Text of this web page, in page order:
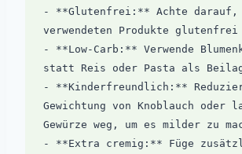
- **Glutenfrei:** Achte darauf,
verwendeten Produkte
- **Low-Carb:** Verwende
statt Reis oder Pasta als
- **Kinderfreundlich:**
Gewichtung von Knoblauch oder
Gewürze weg, um es milder zu
- **Extra cremig:** Füge